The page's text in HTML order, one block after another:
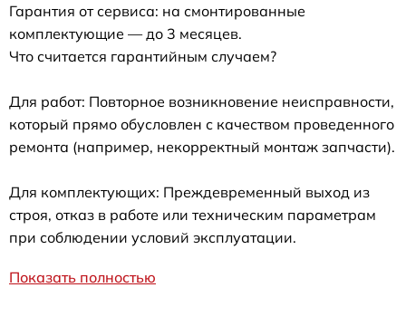
Гарантия от сервиса: на смонтированные
комплектующие — до 3 месяцев.
Что считается гарантийным случаем?
Для работ: Повторное возникновение неисправности,
который прямо обусловлен с качеством проведенного
ремонта (например, некорректный монтаж запчасти).
Для комплектующих: Преждевременный выход из
строя, отказ в работе или техническим параметрам
при соблюдении условий эксплуатации.
Показать полностью